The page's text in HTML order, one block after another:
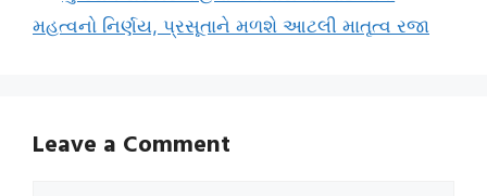
મહત્વનો નિર્ણય, પ્રસૂતાને મળશે આટલી માતૃત્વ રજા
Leave a Comment